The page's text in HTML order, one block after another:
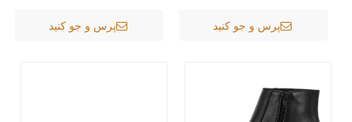
پرس و جو کنید پرس و جو کنید